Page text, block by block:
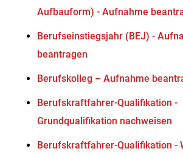
Aufbauform) - Aufnahme
Berufseinstiegsjahr (BEJ) -
beantragen
Berufskolleg – Aufnahme
Berufskraftfahrer-Qualifikation -
Grundqualifikation nachweisen
Berufskraftfahrer-Qualifikation -